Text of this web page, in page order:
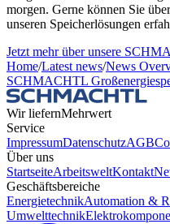
morgen. Gerne können Sie
unseren Speicherlösungen
Jetzt mehr über unsere
Home/Latest news/News
SCHMACHTL
Wir liefernMehrwert
Service
ImpressumDatenschutzAGB
Über uns
StartseiteArbeitsweltKontakt
Geschäftsbereiche
EnergietechnikAutomation &
Umwelttechnik